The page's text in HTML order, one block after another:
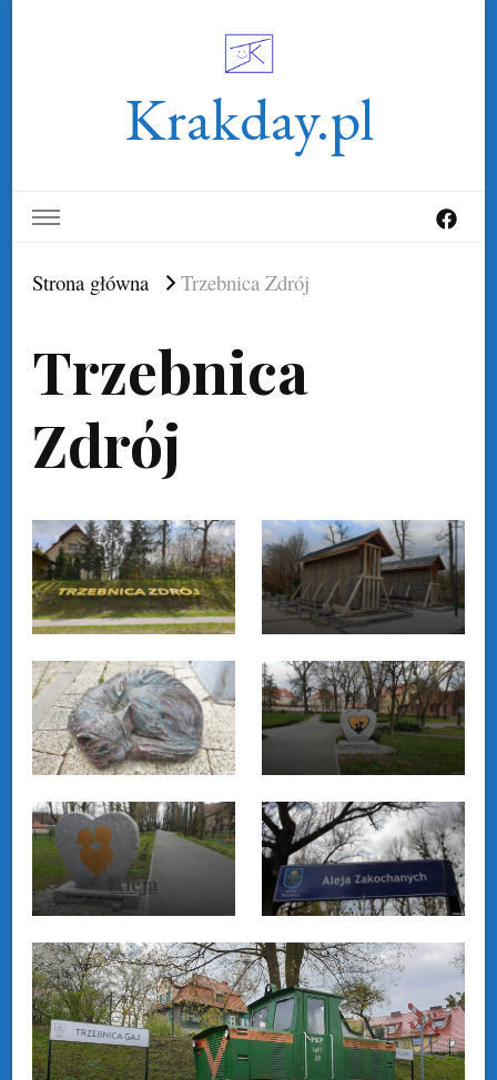
Krakday.pl
Strona główna Trzebnica Zdrój
Trzebnica
Zdrój
Trzebnickie
tężnie solankowe
Koty Gaja i
Zdrojek
Aleja
Zakochanych